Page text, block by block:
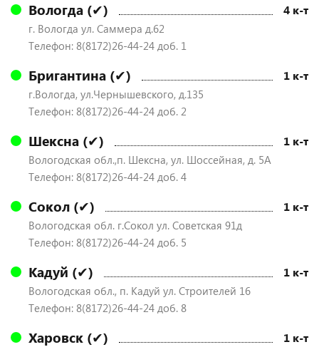
Вологда (✔) 4 к-т
г. Вологда ул. Саммера д.62
Телефон: 8(8172)26-44-24 доб. 1
Бригантина (✔) 1 к-т
г.Вологда, ул.Чернышевского, д.135
Телефон: 8(8172)26-44-24 доб. 2
Шексна (✔) 1 к-т
Вологодская обл.,п. Шексна, ул. Шоссейная, д. 5А
Телефон: 8(8172)26-44-24 доб. 4
Сокол (✔) 1 к-т
Вологодская обл. г.Сокол ул. Советская 91д
Телефон: 8(8172)26-44-24 доб. 5
Кадуй (✔) 1 к-т
Вологодская обл., п. Кадуй ул. Строителей 16
Телефон: 8(8172)26-44-24 доб. 8
Харовск (✔) 1 к-т